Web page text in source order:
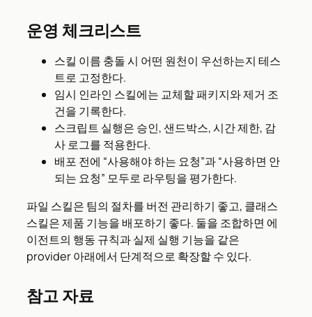
운영 체크리스트
스킬 이름 충돌 시 어떤 원천이 우선하는지 테스
트로 고정한다.
임시 인라인 스킬에는 교체할 패키지와 제거 조
건을 기록한다.
스크립트 실행은 승인, 샌드박스, 시간 제한, 감
사 로그를 적용한다.
배포 전에 “사용해야 하는 요청”과 “사용하면 안
되는 요청” 모두로 라우팅을 평가한다.
파일 스킬은 팀의 절차를 버전 관리하기 좋고, 클래스
스킬은 제품 기능을 배포하기 좋다. 둘을 조합하면 에
이전트의 행동 규칙과 실제 실행 기능을 같은
provider 아래에서 단계적으로 확장할 수 있다.
참고 자료